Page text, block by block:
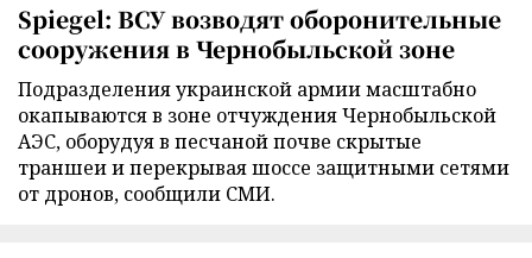
Spiegel: ВСУ возводят оборонительные
сооружения в Чернобыльской зоне
Подразделения украинской армии масштабно
окапываются в зоне отчуждения Чернобыльской
АЭС, оборудуя в песчаной почве скрытые
траншеи и перекрывая шоссе защитными сетями
от дронов, сообщили СМИ.